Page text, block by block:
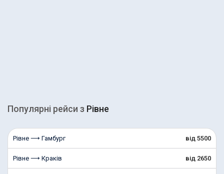
Популярні рейcи з Рівне
Рівне ⟶ Гамбург від 5500
Рівне ⟶ Краків від 2650